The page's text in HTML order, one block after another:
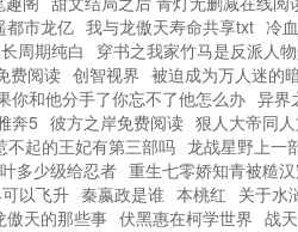
某天他突然感觉自己好像丧失了某段记
忆，然后获得一本可以心想事成的古书
始，发生了翻天覆地的改变！...
都市龙亿 我与龙傲天寿命共享txt 冷
周期纯白 穿书之我家竹马是反派人
费阅读 创智视界 被迫成为万人迷的
你和他分手了你忘不了他怎么办 异界
奔5 彼方之岸免费阅读 狠人大帝同
不起的王妃有第三部吗 龙战星野上一
多少级给忍者 重生七零娇知青被糙
以飞升 秦嬴政是谁 本桃红 关于水
傲天的那些事 伏黑惠在柯学世界 战